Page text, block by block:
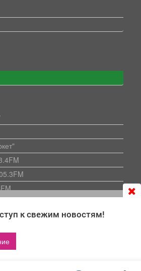
к свежим новостям!
файлов cookie, которые
работу сайта и сбора
качества сервисов.
cookie